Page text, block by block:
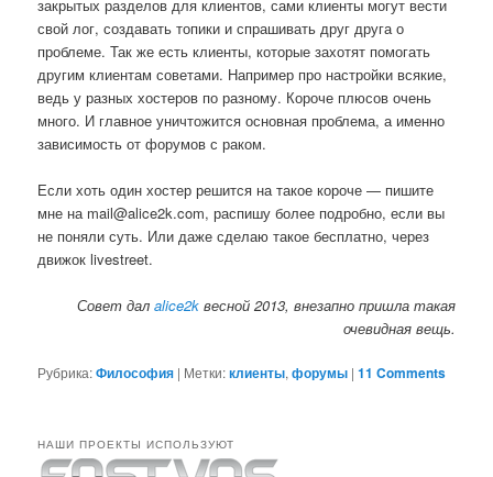
закрытых разделов для клиентов, сами клиенты могут вести
свой лог, создавать топики и спрашивать друг друга о
проблеме. Так же есть клиенты, которые захотят помогать
другим клиентам советами. Например про настройки всякие,
ведь у разных хостеров по разному. Короче плюсов очень
много. И главное уничтожится основная проблема, а именно
зависимость от форумов с раком.
Если хоть один хостер решится на такое короче — пишите
мне на mail@alice2k.com, распишу более подробно, если вы
не поняли суть. Или даже сделаю такое бесплатно, через
движок livestreet.
Совет дал alice2kвесной 2013, внезапно пришла такая
очевидная вещь.
Рубрика:Философия | Метки:клиенты,форумы |11 Comments
НАШИ ПРОЕКТЫ ИСПОЛЬЗУЮТ